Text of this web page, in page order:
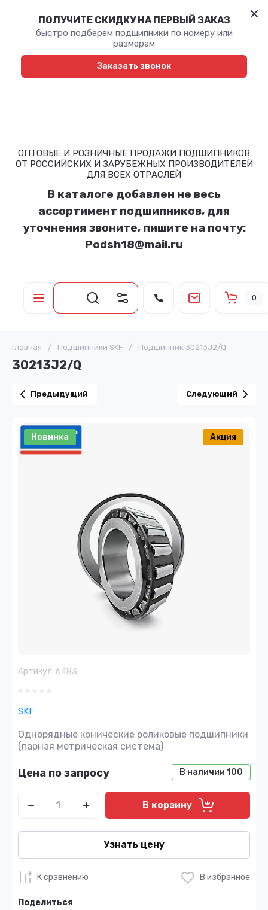
ПОЛУЧИТЕ СКИДКУ НА ПЕРВЫЙ ЗАКАЗ
быстро подберем подшипники по номеру или
размерам
Заказать звонок
ОПТОВЫЕ И РОЗНИЧНЫЕ ПРОДАЖИ ПОДШИПНИКОВ
ОТ РОССИЙСКИХ И ЗАРУБЕЖНЫХ ПРОИЗВОДИТЕЛЕЙ
ДЛЯ ВСЕХ ОТРАСЛЕЙ
В каталоге добавлен не весь
ассортимент подшипников, для
уточнения звоните, пишите на почту:
Podsh18@mail.ru
0
Главная / Подшипники SKF / Подшипник 30213J2/Q
30213J2/Q
Предыдущий Следующий
Новинка Акция
Артикул: 6483
SKF
Однорядные конические роликовые подшипники
(парная метрическая система)
В наличии 100
Цена по запросу
В корзину
Узнать цену
К сравнению В избранное
Поделиться